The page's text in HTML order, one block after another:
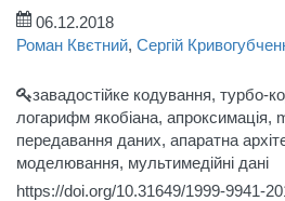
06.12.2018
Роман Квєтний, Сергій
завадостійке кодування, турбо-
логарифм якобіана, апроксимація,
передавання даних, апаратна
моделювання, мультимедійні дані
https://doi.org/10.31649/1999-9941-